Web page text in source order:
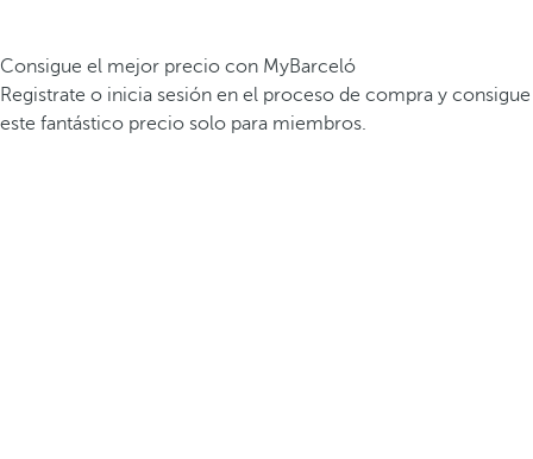
Consigue el mejor precio con MyBarceló
Registrate o inicia sesión en el proceso de compra y consigue
este fantástico precio solo para miembros.